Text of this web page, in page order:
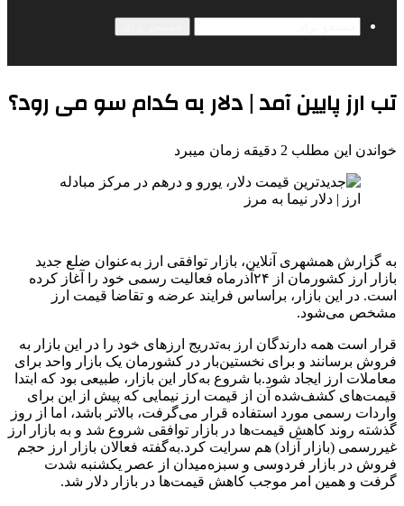
تب ارز پایین آمد | دلار به کدام سو می رود؟
خواندن این مطلب 2 دقیقه زمان میبرد
به گزارش همشهری آنلاین، بازار توافقی ارز به‌عنوان ضلع جدید
بازار ارز کشورمان از ۲۴آذرماه فعالیت رسمی خود را آغاز کرده
است. در این بازار، براساس فرایند عرضه و تقاضا قیمت ارز
مشخص می‌شود.
قرار است همه دارندگان ارز به‌تدریج ارزهای خود را در این بازار به
فروش برسانند و برای نخستین‌بار در کشورمان یک بازار واحد برای
معاملات ارز ایجاد شود.‌با شروع به‌کار این بازار، طبیعی بود که ابتدا
قیمت‌های کشف‌شده آن از قیمت‌ ارز نیمایی که پیش از این برای
واردات رسمی مورد استفاده قرار می‌گرفت، بالاتر باشد، اما از روز
گذشته روند کاهش قیمت‌ها در بازار توافقی شروع شد و به بازار ارز
غیررسمی (بازار آزاد) هم سرایت کرد.‌به‌گفته فعالان بازار ارز حجم
فروش در بازار فردوسی و سبزه‌میدان از عصر یکشنبه ‌شدت
گرفت و همین امر موجب کاهش قیمت‌ها در بازار دلار شد.